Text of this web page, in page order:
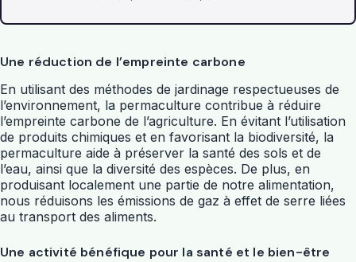
Une réduction de l’empreinte carbone
En utilisant des méthodes de jardinage respectueuses de
l’environnement, la permaculture contribue à réduire
l’empreinte carbone de l’agriculture. En évitant l’utilisation
de produits chimiques et en favorisant la biodiversité, la
permaculture aide à préserver la santé des sols et de
l’eau, ainsi que la diversité des espèces. De plus, en
produisant localement une partie de notre alimentation,
nous réduisons les émissions de gaz à effet de serre liées
au transport des aliments.
Une activité bénéfique pour la santé et le bien-être